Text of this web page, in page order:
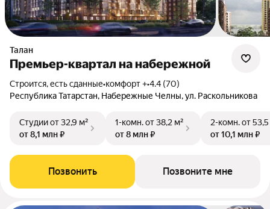
Талан
Премьер-квартал на набережной
Строится, есть сданные•комфорт +•4.4 (70)
Республика Татарстан, Набережные Челны, ул. Раскольникова
Студииот 32,9 м²
от 8,1 млн ₽
1-комн.от 38,2 м²
от 8 млн ₽
2-комн.от
от 10,1 млн ₽
Позвонить Позвоните мне